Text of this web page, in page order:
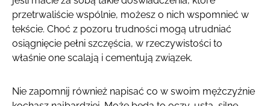
przetrwaliście wspólnie, możesz o nich wspomnieć w
tekście. Choć z pozoru trudności mogą utrudniać
osiągnięcie pełni szczęścia, w rzeczywistości to
właśnie one scalają i cementują związek.
Nie zapomnij również napisać co w swoim mężczyźnie